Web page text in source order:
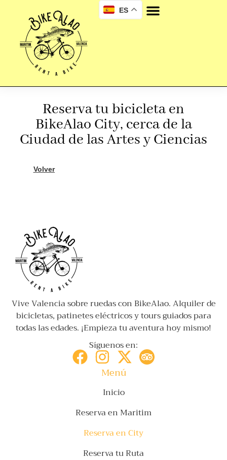
ES
Reserva tu bicicleta en
BikeAlao City, cerca de la
Ciudad de las Artes y Ciencias
Volver
Vive Valencia sobre ruedas con BikeAlao. Alquiler de
bicicletas, patinetes eléctricos y tours guiados para
todas las edades. ¡Empieza tu aventura hoy mismo!
Síguenos en:
Menú
Inicio
Reserva en Maritim
Reserva en City
Reserva tu Ruta